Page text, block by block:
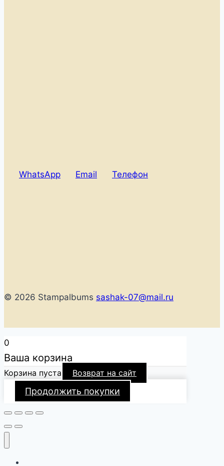
WhatsApp Email Телефон
© 2026 Stampalbums sashak-07@mail.ru
0
Ваша корзина
Корзина пуста Возврат на сайт
Продолжить покупки